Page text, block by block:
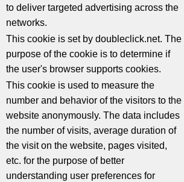
to deliver targeted advertising across the
networks.
This cookie is set by doubleclick.net. The
purpose of the cookie is to determine if
the user's browser supports cookies.
This cookie is used to measure the
number and behavior of the visitors to the
website anonymously. The data includes
the number of visits, average duration of
the visit on the website, pages visited,
etc. for the purpose of better
understanding user preferences for